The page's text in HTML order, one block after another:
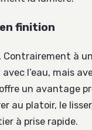
finition
à
l’eau, mais
un avantage
au platoir, le
à prise rapide.